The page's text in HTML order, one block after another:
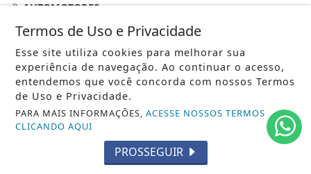
AUTOMOTORES
ESPIRITISMO
FÉRIAS
MODA E TENDÊNCIAS
UFOLOGIA
Termos de Uso e Privacidade
Esse site utiliza cookies para melhorar sua
experiência de navegação. Ao continuar o acesso,
entendemos que você concorda com nossos Termos
de Uso e Privacidade.
PARA MAIS INFORMAÇÕES,ACESSE NOSSOS TERMOS
CLICANDO AQUI
PROSSEGUIR